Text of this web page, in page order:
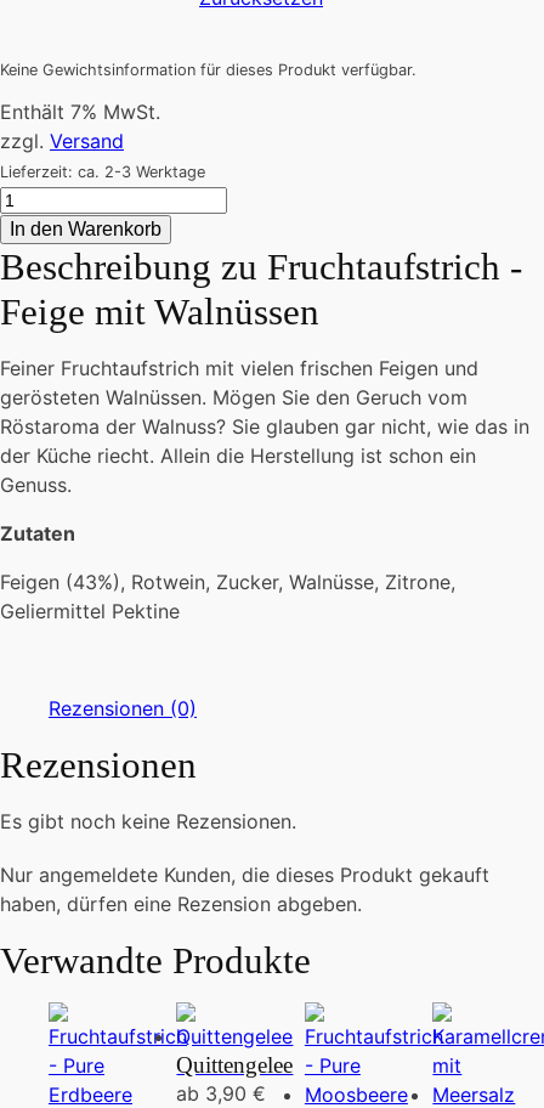
Keine Gewichtsinformation für dieses Produkt verfügbar.
Enthält 7% MwSt.
zzgl. Versand
Lieferzeit: ca. 2-3 Werktage
Fruchtaufstrich
-
Feige
mit
Walnüssen
In den Warenkorb
Beschreibung zu Fruchtaufstrich -
Feige mit Walnüssen
Feiner Fruchtaufstrich mit vielen frischen Feigen und
gerösteten Walnüssen. Mögen Sie den Geruch vom
Röstaroma der Walnuss? Sie glauben gar nicht, wie das in
der Küche riecht. Allein die Herstellung ist schon ein
Genuss.
Zutaten
Feigen (43%), Rotwein, Zucker, Walnüsse, Zitrone,
Geliermittel Pektine
Rezensionen (0)
Rezensionen
Es gibt noch keine Rezensionen.
Nur angemeldete Kunden, die dieses Produkt gekauft
haben, dürfen eine Rezension abgeben.
Verwandte Produkte
Quittengelee
ab 3,90€